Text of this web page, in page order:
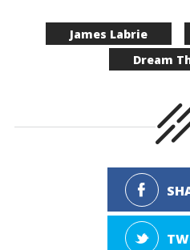
James Labrie
Dream